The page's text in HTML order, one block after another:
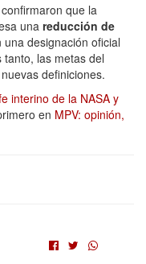
que la
una reducción de
designación oficial
las metas del
definiciones.
interino de la NASA y
en MPV: opinión,